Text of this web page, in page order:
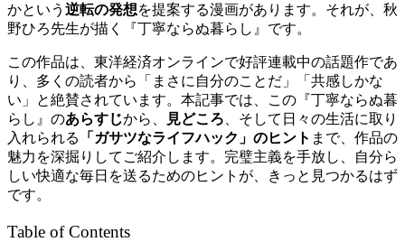
かという 逆転の発想を提案する漫画があります。それが、秋
野ひろ先生が描く『丁寧ならぬ暮らし』です。
この作品は、東洋経済オンラインで好評連載中の話題作であ
り、多くの読者から「まさに自分のことだ」「共感しかな
い」と絶賛されています。本記事では、この『丁寧ならぬ暮
らし』のあらすじから、 見どころ 、そして日々の生活に取り
入れられる
「ガサツなライフハック」のヒント まで、作品の
魅力を深掘りしてご紹介します。完璧主義を手放し、自分ら
しい快適な毎日を送るためのヒントが、きっと見つかるはず
です。
Table of Contents